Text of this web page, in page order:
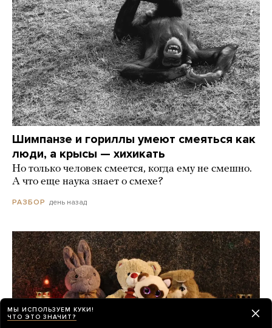
Шимпанзе и гориллы умеют смеяться как
люди, а крысы — хихикать
Но только человек смеется, когда ему не смешно.
А что еще наука знает о смехе?
РАЗБОР день назад
МЫ ИСПОЛЬЗУЕМ КУКИ!
ЧТО ЭТО ЗНАЧИТ?